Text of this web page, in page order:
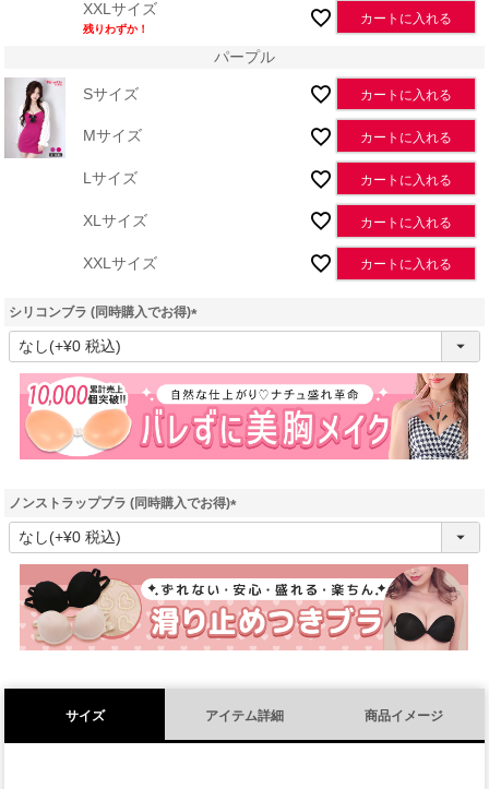
XXLサイズ
残りわずか！
カートに入れる
パープル
Sサイズ カートに入れる
Mサイズ カートに入れる
Lサイズ カートに入れる
XLサイズ カートに入れる
XXLサイズ カートに入れる
シリコンブラ (同時購入でお得)
(
須
)
ノンストラップブラ (同時購入でお得)
(
須
)
サイズ アイテム詳細 商品イメージ